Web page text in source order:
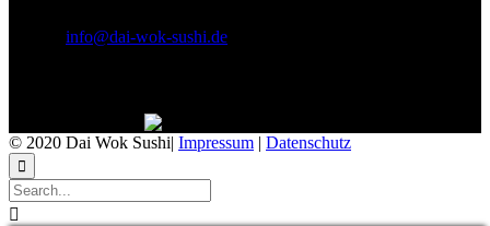
info@dai-wok-sushi.de
© 2020 Dai Wok Sushi| Impressum | Datenschutz

